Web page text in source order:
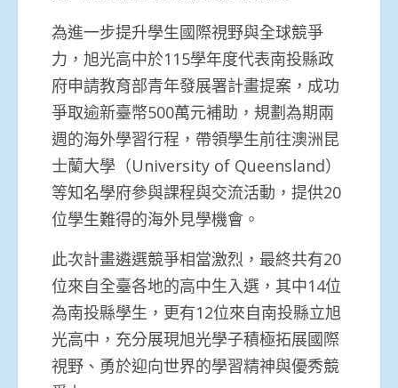
為進一步提升學生國際視野與全球競爭
力，旭光高中於115學年度代表南投縣政
府申請教育部青年發展署計畫提案，成功
爭取逾新臺幣500萬元補助，規劃為期兩
週的海外學習行程，帶領學生前往澳洲昆
士蘭大學（University of Queensland）
等知名學府參與課程與交流活動，提供20
位學生難得的海外見學機會。
此次計畫遴選競爭相當激烈，最終共有20
位來自全臺各地的高中生入選，其中14位
為南投縣學生，更有12位來自南投縣立旭
光高中，充分展現旭光學子積極拓展國際
視野、勇於迎向世界的學習精神與優秀競